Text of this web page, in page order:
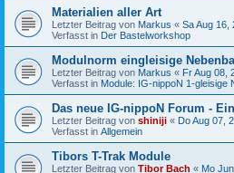
Materialien aller Art
Letzter Beitrag von Markus « Sa Aug 16,
Verfasst in Der Bastelworkshop
Modulnorm eingleisige
Letzter Beitrag von Markus « Fr Aug 08,
Verfasst in Module: IG-nippoN 1-gleisige
Das neue IG-nippoN Forum -
Letzter Beitrag von shiniji « Do Aug 07,
Verfasst in Allgemein
Tibors T-Trak Module
Letzter Beitrag von Tibor Bach « Mo